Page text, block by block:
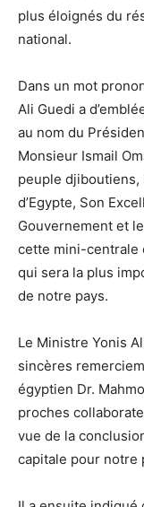
plus éloignés du
national.
Dans un mot
Ali Guedi a
au nom du
Monsieur Ismail
peuple djiboutiens,
d’Egypte, Son
Gouvernement et
cette mini-centrale
qui sera la plus
de notre pays.
Le Ministre Yonis
sincères
égyptien Dr.
proches
vue de la
capitale pour notre